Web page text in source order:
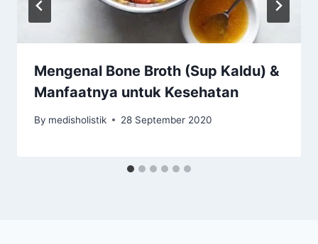
Mengenal Bone Broth (Sup Kaldu) &
Manfaatnya untuk Kesehatan
By medisholistik 28 September 2020